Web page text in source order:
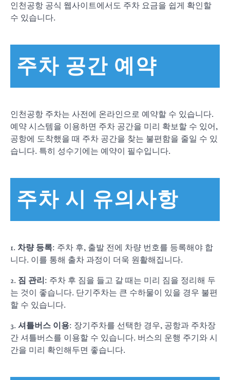
인천공항 공식 웹사이트에서도 주차 요금을 쉽게 확인할
수 있습니다.
주차 공간 예약
인천공항 주차는 사전에 온라인으로 예약할 수 있습니다.
예약 시스템을 이용하면 주차 공간을 미리 확보할 수 있어,
공항에 도착했을 때 주차 공간을 찾는 불편함을 줄일 수 있
습니다. 특히 성수기에는 예약이 필수입니다.
주차 시 유의사항
1. 차량 등록: 주차 후, 출발 전에 차량 번호를 등록해야 합
니다. 이를 통해 출차 과정이 더욱 원활해집니다.
2. 짐 관리 : 주차 후 짐을 들고 갈 때는 미리 짐을 정리해 두
는 것이 좋습니다. 단기주차는 큰 수하물이 있을 경우 불편
할 수 있습니다.
3. 셔틀버스 이용: 장기주차를 선택한 경우, 공항과 주차장
간 셔틀버스를 이용할 수 있습니다. 버스의 운행 주기와 시
간을 미리 확인해두면 좋습니다.